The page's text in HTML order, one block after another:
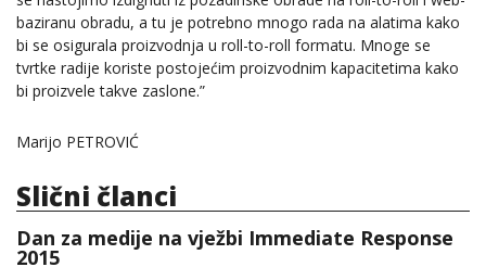
baziranu obradu, a tu je potrebno mnogo rada na alatima kako
bi se osigurala proizvodnja u roll-to-roll formatu. Mnoge se
tvrtke radije koriste postojećim proizvodnim kapacitetima kako
bi proizvele takve zaslone.”
Marijo PETROVIĆ
Slični članci
Dan za medije na vježbi Immediate Response
2015